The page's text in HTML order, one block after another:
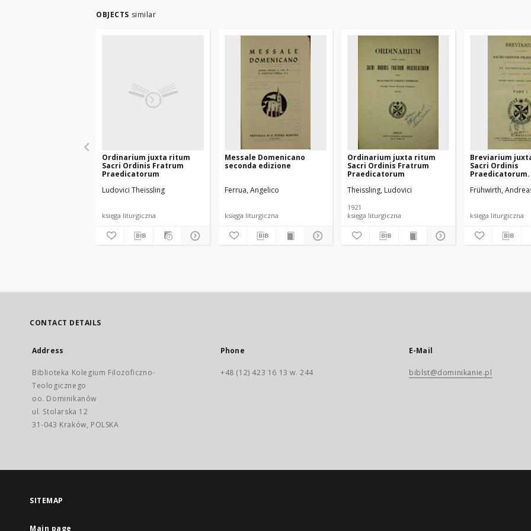
OBJECTS similar
Ordinarium juxta ritum
Sacri Ordinis Fratrum
Praedicatorum
Ludovici Theissling
księga liturgiczna
Messale Domenicano
seconda edizione
Ferrua, Angelico
księga liturgiczna
Ordinarium juxta ritum
Sacri Ordinis Fratrum
Praedicatorum
Theissling, Ludovici
1921
księga liturgiczna
Breviarium
Sacri Ordinis
Praedicatorum.
Frühwirth,
księga liturgiczna
CONTACT DETAILS
Address
Biblioteka Kolegium Filozoficzno-
Teologicznego
oo. Dominikanów
ul. Stolarska 12
31-043 Kraków, POLSKA
Phone
+48 (12) 423 16 13 w. 244
E-Mail
biblst@dominikanie.pl
SITEMAP
Main page